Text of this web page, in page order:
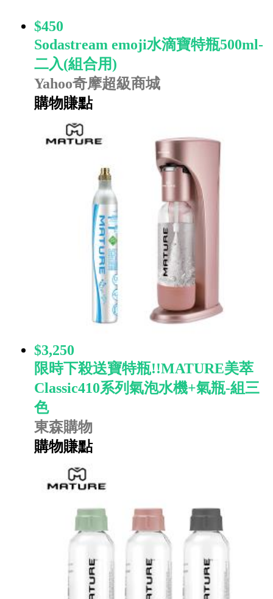
$450
Sodastream emoji水滴寶特瓶500ml-
二入(組合用)
Yahoo奇摩超級商城
購物賺點
$3,250
限時下殺送寶特瓶!!MATURE美萃
Classic410系列氣泡水機+氣瓶-組三
色
東森購物
購物賺點